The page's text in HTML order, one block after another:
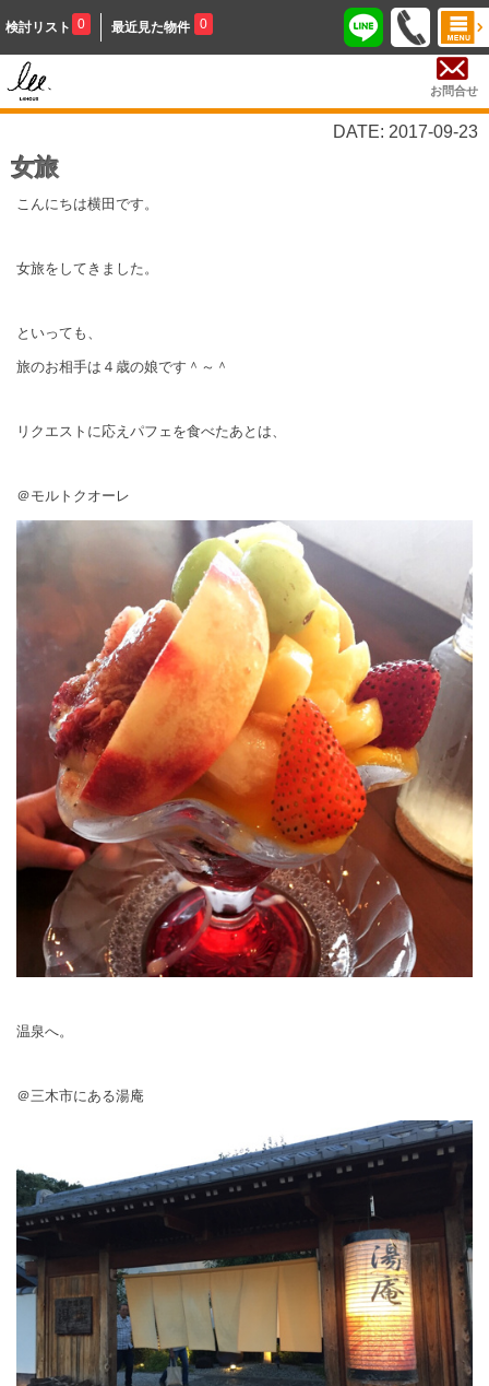
検討リスト 0 最近見た物件 0
お問合せ
DATE: 2017-09-23
女旅
こんにちは横田です。
女旅をしてきました。
といっても、
旅のお相手は４歳の娘です＾～＾
リクエストに応えパフェを食べたあとは、
＠モルトクオーレ
温泉へ。
＠三木市にある湯庵